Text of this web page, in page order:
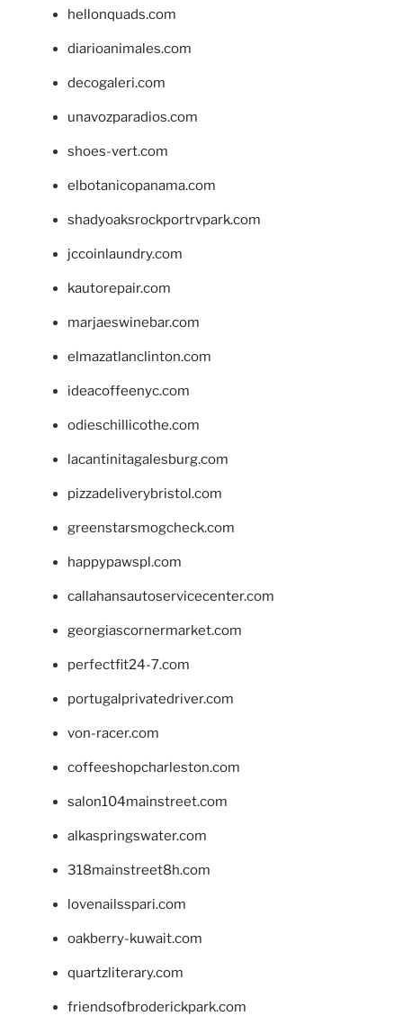
hellonquads.com
diarioanimales.com
decogaleri.com
unavozparadios.com
shoes-vert.com
elbotanicopanama.com
shadyoaksrockportrvpark.com
jccoinlaundry.com
kautorepair.com
marjaeswinebar.com
elmazatlanclinton.com
ideacoffeenyc.com
odieschillicothe.com
lacantinitagalesburg.com
pizzadeliverybristol.com
greenstarsmogcheck.com
happypawspl.com
callahansautoservicecenter.com
georgiascornermarket.com
perfectfit24-7.com
portugalprivatedriver.com
von-racer.com
coffeeshopcharleston.com
salon104mainstreet.com
alkaspringswater.com
318mainstreet8h.com
lovenailsspari.com
oakberry-kuwait.com
quartzliterary.com
friendsofbroderickpark.com